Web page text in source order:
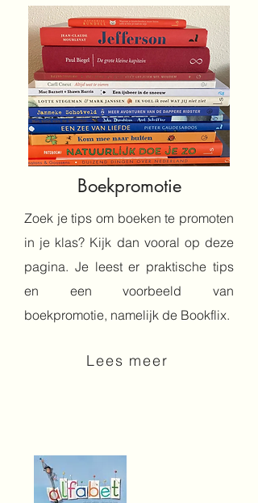
Boekpromotie
Zoek je tips om boeken te promoten
in je klas? Kijk dan vooral op deze
pagina. Je leest er praktische tips
en een voorbeeld van
boekpromotie, namelijk de Bookflix.
Lees meer